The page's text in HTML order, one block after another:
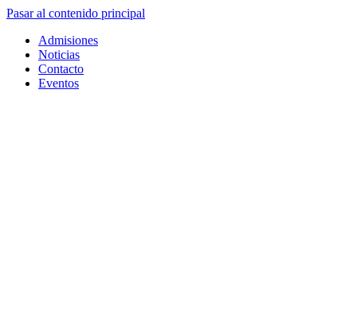
Pasar al contenido principal
Admisiones
Noticias
Contacto
Eventos